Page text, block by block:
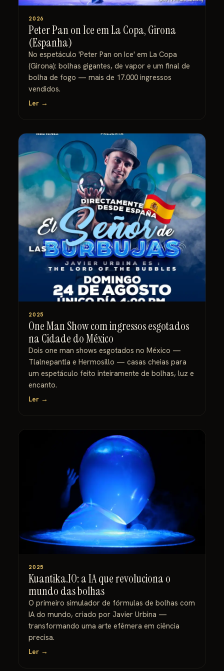
2026
Peter Pan on Ice em La Copa, Girona
(Espanha)
No espetáculo 'Peter Pan on Ice' em La Copa
(Girona): bolhas gigantes, de vapor e um final de
bolha de fogo — mais de 17.000 ingressos
vendidos.
Ler →
2025
One Man Show com ingressos esgotados
na Cidade do México
Dois one man shows esgotados no México —
Tlalnepantla e Hermosillo — casas cheias para
um espetáculo feito inteiramente de bolhas, luz e
encanto.
Ler →
2025
Kuantika.IO: a IA que revoluciona o
mundo das bolhas
O primeiro simulador de fórmulas de bolhas com
IA do mundo, criado por Javier Urbina —
transformando uma arte efêmera em ciência
precisa.
Ler →